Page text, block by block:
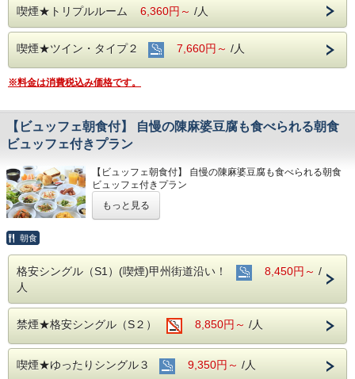
ご宿泊のお客様限定!! 中国料理の選べる特選夕食セッ
ト付きプラン
※ご朝食はついておりません。
★本プランは19：30までにチェックイン可能なお客様
営業時間外でのご利用はできかねますので、あらかじ
めご了承ください。
けなかった場合でも、返金はいたしかねますので、併
17:00 p.m. ～ 20:00 p.m.（19:30ラストオーダー）
調布アーバンホテル１F 中国料理「酔八仙」
《選べる特選夕食セット》
海老チリと鶏肉カシューナッツハーフ炒めセ
喫煙★トリプルルーム 6,360円～ /人
喫煙★ツイン・タイプ２ 7,660円～ /人
※料金は消費税込み価格です。
【ビュッフェ朝食付】 自慢の陳麻婆豆腐も食べられる朝食
ビュッフェ付きプラン
【ビュッフェ朝食付】 自慢の陳麻婆豆腐も食べられる朝食
ビュッフェ付きプラン
和食・洋食中心のビュッフェ付きプランになります。
い。）
陳麻婆豆腐
＜お料理＞
ビュッフェスタイル
もっと見る
朝食
格安シングル（S1）(喫煙)甲州街道沿い！ 8,450円～ /
人
禁煙★格安シングル（S２） 8,850円～ /人
喫煙★ゆったりシングル３ 9,350円～ /人